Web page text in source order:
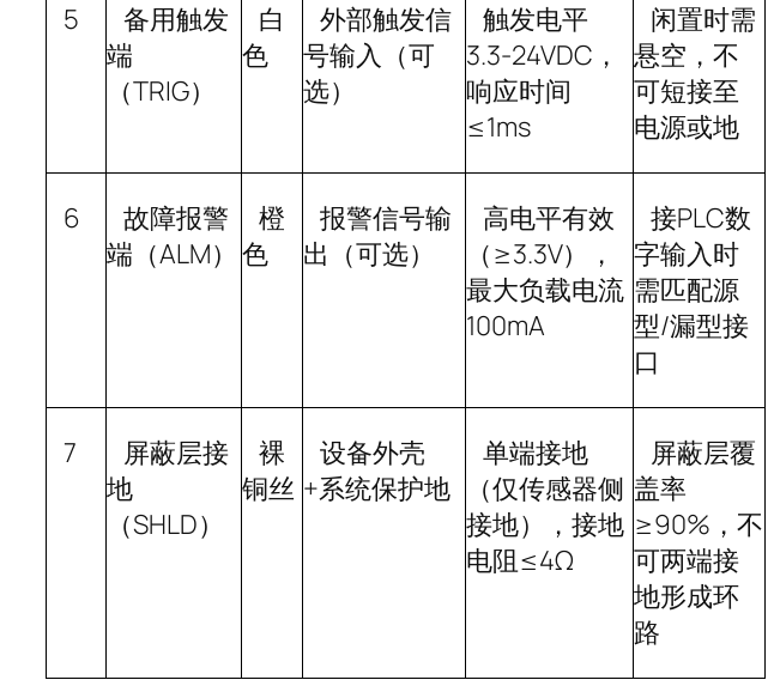
5
备用触发
端
（TRIG）
白
色
外部触发信
号输入（可
选）
触发电平
3.3-24VDC ，
响应时间
≤1ms
闲置时需
悬空，不
可短接至
电源或地
6
故障报警
端（ALM）
橙
色
报警信号输
出（可选）
高电平有效
（≥3.3V），
最大负载电流
100mA
接PLC数
字输入时
需匹配源
型/漏型接
口
7
屏蔽层接
地
（SHLD）
裸
铜丝
设备外壳
+系统保护地
单端接地
（仅传感器侧
接地），接地
电阻≤4Ω
屏蔽层覆
盖率
≥90% ，不
可两端接
地形成环
路